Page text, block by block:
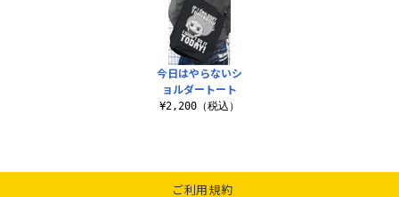
今日はやらないシ
ョルダートート
¥2,200（税込）
ご利用規約